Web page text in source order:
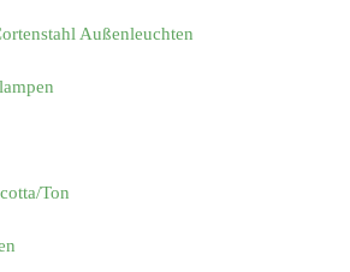
Außenleuchten
Ton